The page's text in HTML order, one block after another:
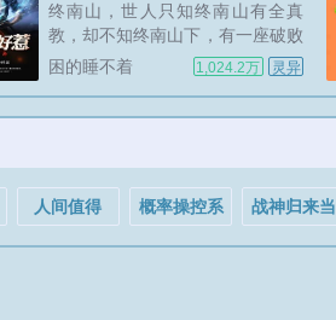
守宫八方，安稳太平，直到我有一
天走出宫中...
终南山，世人只知终南山有全真
教，却不知终南山下，有一座破败
的道观。那一天，古井观的人横空
困的睡不着 1,024.2万 灵异
人间值得
概率操控系
统
战神归来当
奶爸